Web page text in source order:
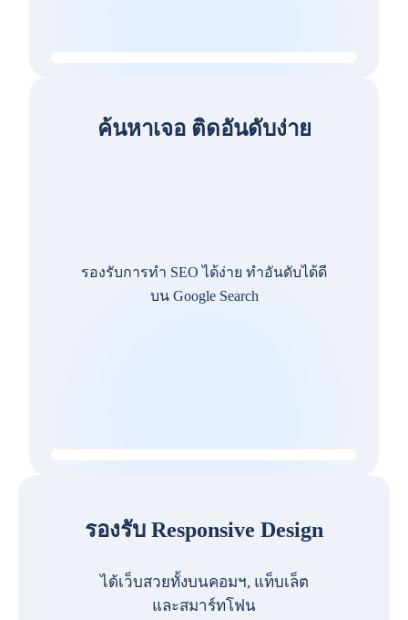
ค้นหาเจอ ติดอันดับง่าย
รองรับการทำ SEO ได้ง่าย ทำอันดับได้ดี
บน Google Search
รองรับ Responsive Design
ได้เว็บสวยทั้งบนคอมฯ, แท็บเล็ต
และสมาร์ทโฟน